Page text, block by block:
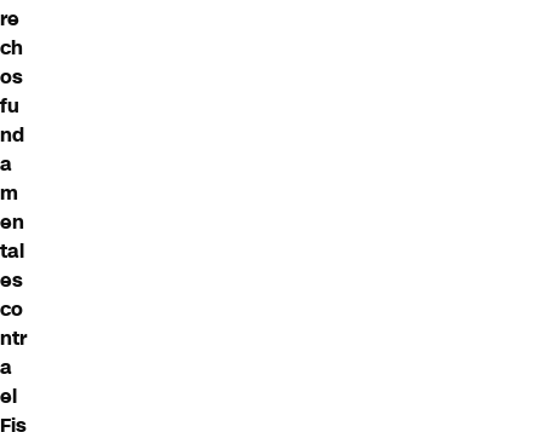
re
ch
os
fu
nd
a
m
en
tal
es
co
ntr
a
el
Fis